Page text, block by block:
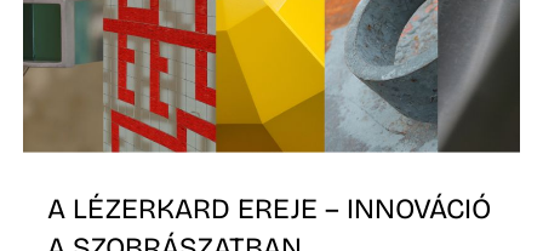
A LÉZERKARD EREJE – INNOVÁCIÓ